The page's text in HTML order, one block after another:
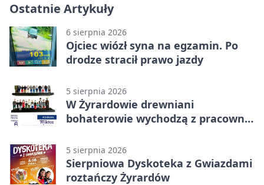
Ostatnie Artykuły
6 sierpnia 2026
Ojciec wiózł syna na egzamin. Po
drodze stracił prawo jazdy
5 sierpnia 2026
W Żyrardowie drewniani
bohaterowie wychodzą z pracowni
5 sierpnia 2026
Sierpniowa Dyskoteka z Gwiazdami
roztańczy Żyrardów